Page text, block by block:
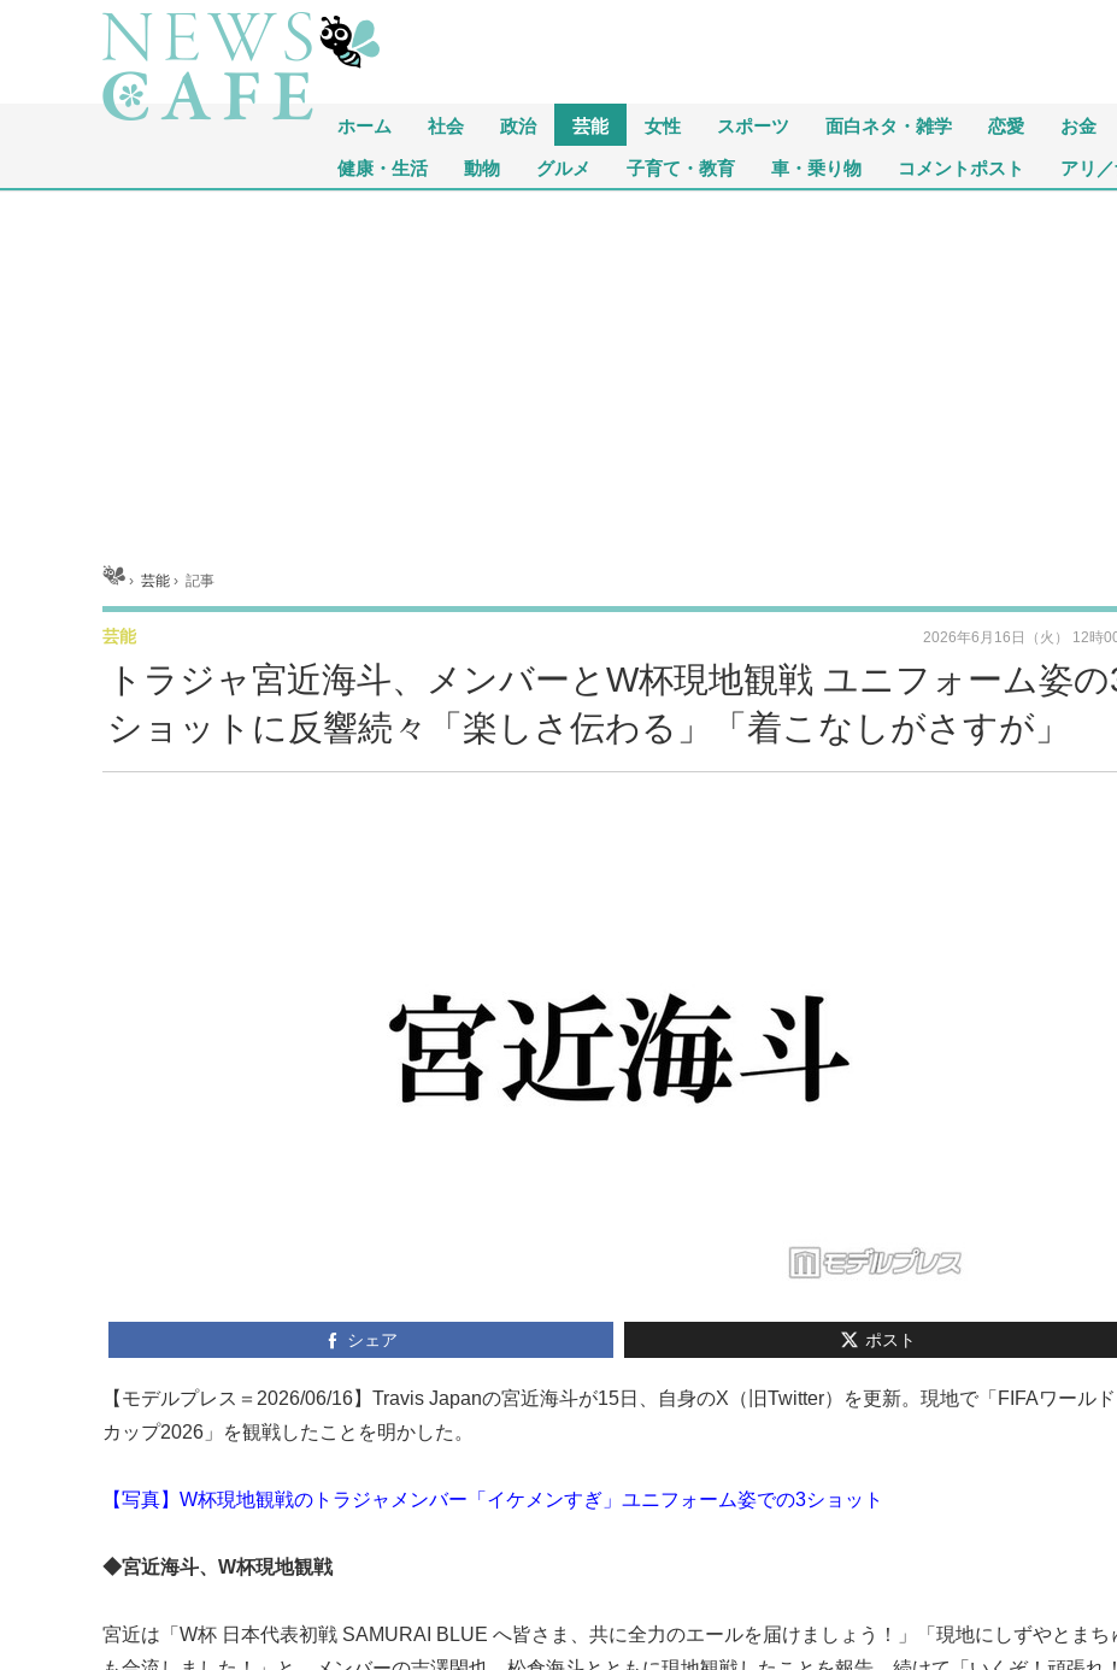
ホーム 社会 政治 芸能 女性 スポーツ 面白ネタ・雑学 恋愛 お金
健康・生活 動物 グルメ 子育て・教育 車・乗り物 コメントポスト アリ
ホーム ›芸能 ›記事
トラジャ宮近海斗、メンバーとW杯現地観戦 ユニフォーム姿の
ショットに反響続々「楽しさ伝わる」「着こなしがさすが」
芸能 2026年6月16日（火） 12時
シェア ポスト
【モデルプレス＝2026/06/16】Travis Japanの宮近海斗が15日、自身のX（旧Twitter）を更新。現地で「FIFAワールド
カップ2026」を観戦したことを明かした。
【写真】W杯現地観戦のトラジャメンバー「イケメンすぎ」ユニフォーム姿での3ショット
◆宮近海斗、W杯現地観戦
宮近は「W杯 日本代表初戦 SAMURAI BLUE へ皆さま、共に全力のエールを届けましょう！」「現地にしずやとまち